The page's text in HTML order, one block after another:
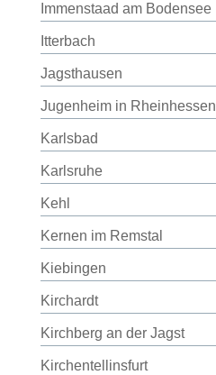
Immenstaad am Bodensee
Itterbach
Jagsthausen
Jugenheim in Rheinhessen
Karlsbad
Karlsruhe
Kehl
Kernen im Remstal
Kiebingen
Kirchardt
Kirchberg an der Jagst
Kirchentellinsfurt